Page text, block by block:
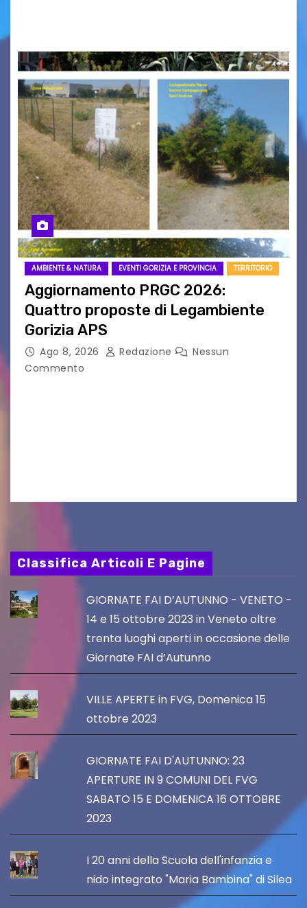
AMBIENTE & NATURA EVENTI GORIZIA E PROVINCIA TERRITORIO
Aggiornamento PRGC 2026:
Quattro proposte di Legambiente
Gorizia APS
Ago 8, 2026 Redazione
Nessun
Commento
Classifica Articoli E Pagine
GIORNATE FAI D’AUTUNNO - VENETO -
14 e 15 ottobre 2023 in Veneto oltre
trenta luoghi aperti in occasione delle
Giornate FAI d’Autunno
VILLE APERTE in FVG, Domenica 15
ottobre 2023
GIORNATE FAI D'AUTUNNO: 23
APERTURE IN 9 COMUNI DEL FVG
SABATO 15 E DOMENICA 16 OTTOBRE
2023
I 20 anni della Scuola dell'infanzia e
nido integrato "Maria Bambina" di Silea